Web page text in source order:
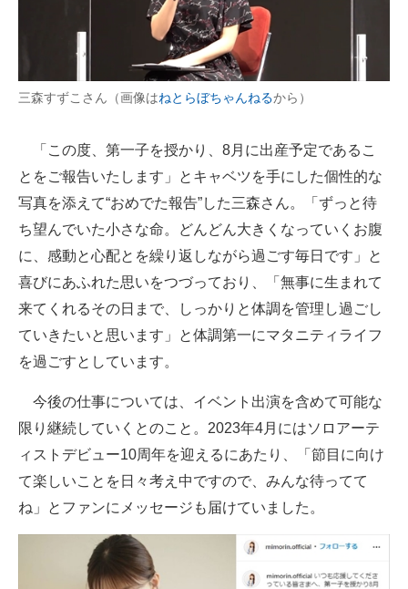
AI活用のいまが分かる
企業ITのトレンドを詳説
経営リーダーのコミュニティ
マーケ×ITの今がよく分かる
ITエンジニア向け専門サイト
企業向けIT製品の総合サイト
IT製品の技術・比較・事例
製造業のIT導入・活用を支援
モノづくり技術者専門サイト
エネルギーの専門メディア
ちょっと気になるネットの話題
三森すずこさん（画像はねとらぼちゃんねるから）
「この度、第一子を授かり、8月に出産予定であるこ
とをご報告いたします」とキャベツを手にした個性的な
写真を添えて“おめでた報告”した三森さん。「ずっと待
ち望んでいた小さな命。どんどん大きくなっていくお腹
に、感動と心配とを繰り返しながら過ごす毎日です」と
喜びにあふれた思いをつづっており、「無事に生まれて
来てくれるその日まで、しっかりと体調を管理し過ごし
ていきたいと思います」と体調第一にマタニティライフ
を過ごすとしています。
今後の仕事については、イベント出演を含めて可能な
限り継続していくとのこと。2023年4月にはソロアーテ
ィストデビュー10周年を迎えるにあたり、「節目に向け
て楽しいことを日々考え中ですので、みんな待ってて
ね」とファンにメッセージも届けていました。